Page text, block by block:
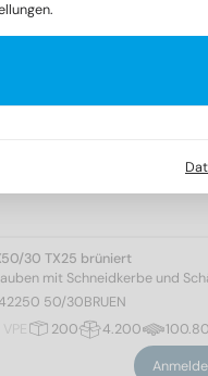
30 TX25 brüniert
mit Schneidkerbe und
50/30BRUEN
VPE
200 4.200